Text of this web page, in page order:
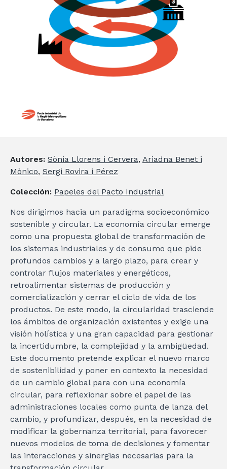
Autores: Sònia Llorens i Cervera, Ariadna Benet i
Mònico, Sergi Rovira i Pérez
Colección: Papeles del Pacto Industrial
Nos dirigimos hacia un paradigma socioeconómico
sostenible y circular. La economía circular emerge
como una propuesta global de transformación de
los sistemas industriales y de consumo que pide
profundos cambios y a largo plazo, para crear y
controlar flujos materiales y energéticos,
retroalimentar sistemas de producción y
comercialización y cerrar el ciclo de vida de los
productos. De este modo, la circularidad trasciende
los ámbitos de organización existentes y exige una
visión holística y una gran capacidad para gestionar
la incertidumbre, la complejidad y la ambigüedad.
Este documento pretende explicar el nuevo marco
de sostenibilidad y poner en contexto la necesidad
de un cambio global para con una economía
circular, para reflexionar sobre el papel de las
administraciones locales como punta de lanza del
cambio, y profundizar, después, en la necesidad de
modificar la gobernanza territorial, para favorecer
nuevos modelos de toma de decisiones y fomentar
las interacciones y sinergias necesarias para la